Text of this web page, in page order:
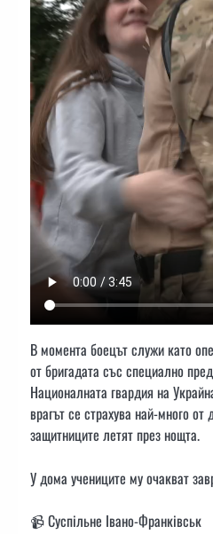
В момента боецът служи като
от бригадата със специално
Националната гвардия на
врагът се страхува най-много
защитниците летят през нощта.
У дома учениците му очакват
📹 Суспільне Івано-Франківськ